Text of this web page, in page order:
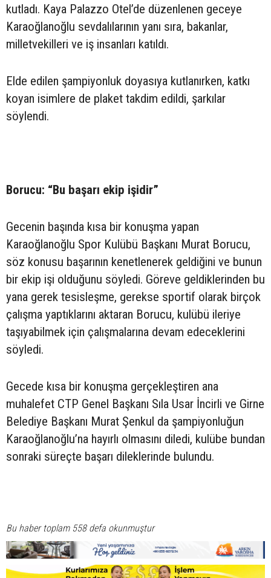
kutladı. Kaya Palazzo Otel’de düzenlenen geceye
Karaoğlanoğlu sevdalılarının yanı sıra, bakanlar,
milletvekilleri ve iş insanları katıldı.
Elde edilen şampiyonluk doyasıya kutlanırken, katkı
koyan isimlere de plaket takdim edildi, şarkılar
söylendi.
Borucu: “Bu başarı ekip işidir”
Gecenin başında kısa bir konuşma yapan
Karaoğlanoğlu Spor Kulübü Başkanı Murat Borucu,
söz konusu başarının kenetlenerek geldiğini ve bunun
bir ekip işi olduğunu söyledi. Göreve geldiklerinden bu
yana gerek tesisleşme, gerekse sportif olarak birçok
çalışma yaptıklarını aktaran Borucu, kulübü ileriye
taşıyabilmek için çalışmalarına devam edeceklerini
söyledi.
Gecede kısa bir konuşma gerçekleştiren ana
muhalefet CTP Genel Başkanı Sıla Usar İncirli ve Girne
Belediye Başkanı Murat Şenkul da şampiyonluğun
Karaoğlanoğlu’na hayırlı olmasını diledi, kulübe bundan
sonraki süreçte başarı dileklerinde bulundu.
Bu haber toplam 558 defa okunmuştur